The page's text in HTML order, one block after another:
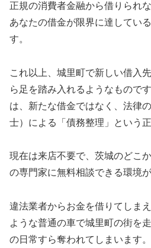
正規の消費者金融から借りられ
あなたの借金が限界に達してい
す。
これ以上、城里町で新しい借入
ら足を踏み入れるようなもので
は、新たな借金ではなく、法律
士）による「債務整理」という
現在は来店不要で、茨城のどこ
の専門家に無料相談できる環境
違法業者からお金を借りてしまえ
ような普通の車で城里町の街を
の日常すら奪われてしまいます。